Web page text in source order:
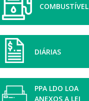
COMBUSTÍVEL
DIÁRIAS
PPA LDO LOA
ANEXOS A LEI